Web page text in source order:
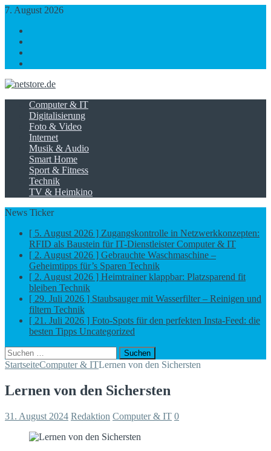
7. August 2026
Computer & IT
Digitalisierung
Foto & Video
Internet
Musik & Audio
Smart Home
Sport & Fitness
Technik
TV & Heimkino
News Ticker
[ 5. August 2026 ] Zugangskontrolle in Netzwerkkonzepten:
RFID als Baustein für IT-DienstleisterComputer & IT
[ 2. August 2026 ] Gebrauchte Waschmaschine –
Geheimtipps für’s Sparen Technik
[ 2. August 2026 ] Heimtrainer klappbar: Platzsparend fit
bleiben Technik
[ 29. Juli 2026 ] Staubsauger mit Wasserfilter – Reinigen und
filtern Technik
[ 21. Juli 2026 ] Foto-Spots für den perfekten Insta-Feed: die
besten Tipps Uncategorized
Suchen
nach:
StartseiteComputer & ITLernen von den Sichersten
Lernen von den Sichersten
31. August 2024 Redaktion Computer & IT 0